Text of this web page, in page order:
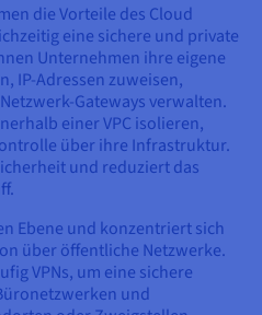
die Vorteile des Cloud
eine sichere und private
Unternehmen ihre eigene
IP-Adressen zuweisen,
Gateways verwalten.
einer VPC isolieren,
über ihre Infrastruktur.
und reduziert das
Ebene und konzentriert sich
über öffentliche Netzwerke.
VPNs, um eine sichere
und